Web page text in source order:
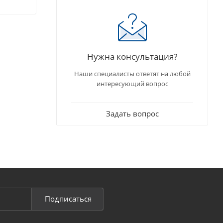
Нужна консультация?
Наши специалисты ответят на любой
интересующий вопрос
Задать вопрос
Подписаться